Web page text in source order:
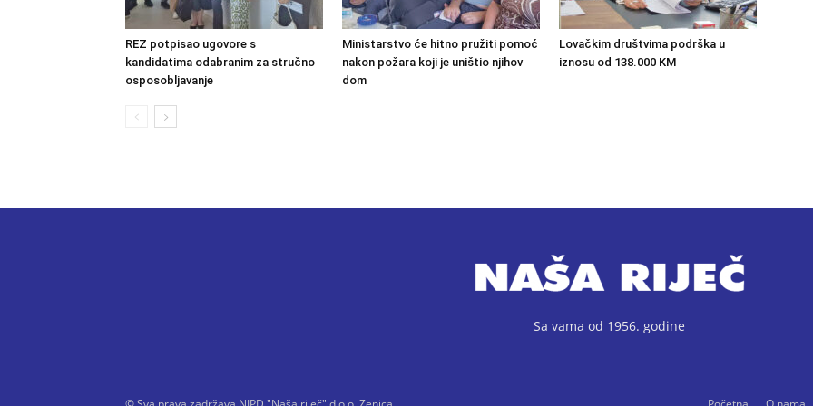
REZ potpisao ugovore s
kandidatima odabranim za stručno
osposobljavanje
Ministarstvo će hitno pružiti pomoć
nakon požara koji je uništio njihov
dom
Lovačkim društvima podrška u
iznosu od 138.000 KM
Sa vama od 1956. godine